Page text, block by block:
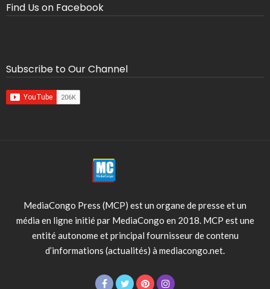
Find Us on Facebook
Subscribe to Our Channel
MediaCongo Press (MCP) est un organe de presse et un
média en ligne initié par MediaCongo en 2018. MCP est une
entité autonome et principal fournisseur de contenu
d’informations (actualités) à mediacongo.net.